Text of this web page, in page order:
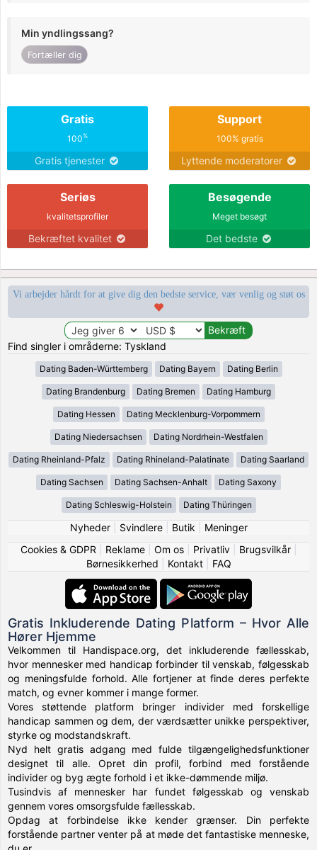
Min yndlingssang?
Fortæller dig
Gratis
100%
Gratis tjenester
Support
100% gratis
Lyttende moderatorer
Seriøs
kvalitetsprofiler
Bekræftet kvalitet
Besøgende
Meget besøgt
Det bedste
Vi arbejder hårdt for at give dig den bedste service, vær venlig og støt os
Find singler i områderne: Tyskland
Dating Baden-Württemberg Dating Bayern Dating Berlin
Dating Brandenburg Dating Bremen Dating Hamburg
Dating Hessen Dating Mecklenburg-Vorpommern
Dating Niedersachsen Dating Nordrhein-Westfalen
Dating Rheinland-Pfalz Dating Rhineland-Palatinate Dating Saarland
Dating Sachsen Dating Sachsen-Anhalt Dating Saxony
Dating Schleswig-Holstein Dating Thüringen
Nyheder| Svindlere| Butik
Meninger
Cookies & GDPR
Reklame| Om os| Privatliv| Brugsvilkår|
Børnesikkerhed
Kontakt| FAQ
Gratis Inkluderende Dating Platform – Hvor Alle
Hører Hjemme
Velkommen til Handispace.org, det inkluderende fællesskab,
hvor mennesker med handicap forbinder til venskab, følgesskab
og meningsfulde forhold. Alle fortjener at finde deres perfekte
match, og evner kommer i mange former.
Vores støttende platform bringer individer med forskellige
handicap sammen og dem, der værdsætter unikke perspektiver,
styrke og modstandskraft.
Nyd helt gratis adgang med fulde tilgængelighedsfunktioner
designet til alle. Opret din profil, forbind med forstående
individer og byg ægte forhold i et ikke-dømmende miljø.
Tusindvis af mennesker har fundet følgesskab og venskab
gennem vores omsorgsfulde fællesskab.
Opdag at forbindelse ikke kender grænser. Din perfekte
forstående partner venter på at møde det fantastiske menneske,